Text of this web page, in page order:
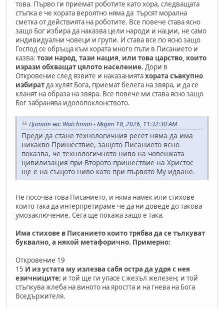
това. Първо ги приемат роботите като хора, следващата
стъпка е че хората вероятно няма да търсят морална
сметка от действията на роботите. Все повече става ясно
защо Бог избира да наказва цели народи и нации, не само
индивидуални човеци и групи. И става все по ясно защо
Господ се обръща към хората много пъти в Писанието и
казва: този народ, тази нация, или това царство, които
изрази обхващат цялото население. Дори в
Откровение след язвите и наказаниятахората съвкупно
избиратда хулят Бога, приемат белега на звяра, и да се
кланят на образа на звяра. Все повече ми става ясно защо
Бог забранява идолопоклонството.
Цитат на: Watchman - Март 18, 2026, 11:32:30 AM
Преди да стане технологичния ресет няма да има
никакво Пришествие, защото Писанието ясно
показва, че технологичното ниво на човешката
цивилизация при Второто пришествие на Христос
ще е на същото ниво като при първото Му идване.
Не посочва това Писанието, и няма намек или стихове
които така да интерпретираме че да ни доведе до такова
умозаключение. Сега ще покажа защо е така.
Има стихове в Писанието които трябва да се тълкуват
буквално, а някой метафорично. Примерно:
Откровение 19
15 И из устата му излезва сабя остра да удря с нея
езичниците; и той ще ги упасе с жезъл железен; и той
стъпкува жлеба на виното на яростта и на гнева на Бога
Вседържителя.